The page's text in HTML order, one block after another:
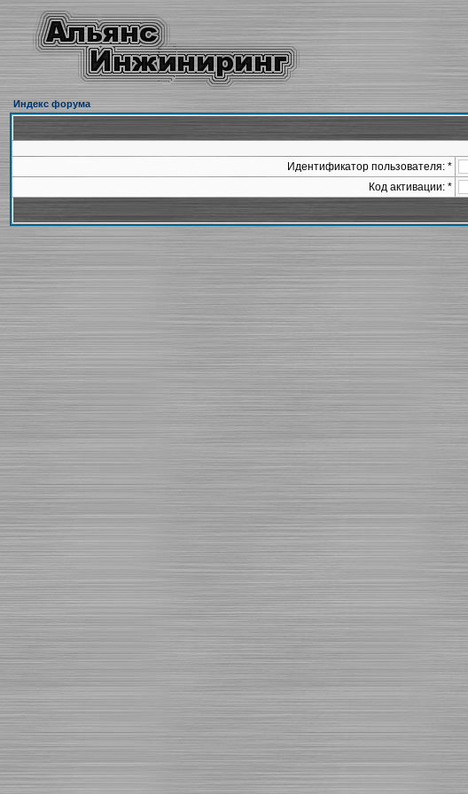
Индекс форума
Идентификатор пользователя: *
Код активации: *